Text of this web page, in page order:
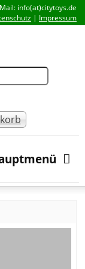
info(at)citytoys.de
| Impressum